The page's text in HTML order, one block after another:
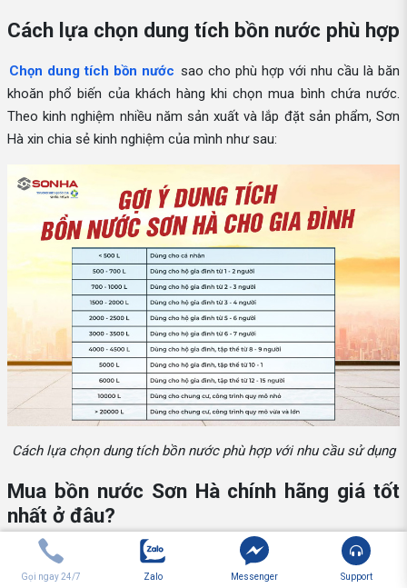
Cách lựa chọn dung tích bồn nước phù hợp
Chọn dung tích bồn nước sao cho phù hợp với nhu cầu là băn
khoăn phổ biến của khách hàng khi chọn mua bình chứa nước.
Theo kinh nghiệm nhiều năm sản xuất và lắp đặt sản phẩm, Sơn
Hà xin chia sẻ kinh nghiệm của mình như sau:
Cách lựa chọn dung tích bồn nước phù hợp với nhu cầu sử dụng
Mua bồn nước Sơn Hà chính hãng giá tốt
nhất ở đâu?
Để nhanh chóng sở hữu những sản phẩm bồn nước chất lượng,
giá tốt, nhanh tay đến với Sơn Hà - địa chỉ mua hàng online uy tín
Gọi ngay 24/7 Zalo Messenger Support